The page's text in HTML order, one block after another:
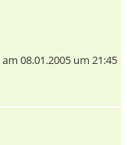
am 08.01.2005 um 21:45